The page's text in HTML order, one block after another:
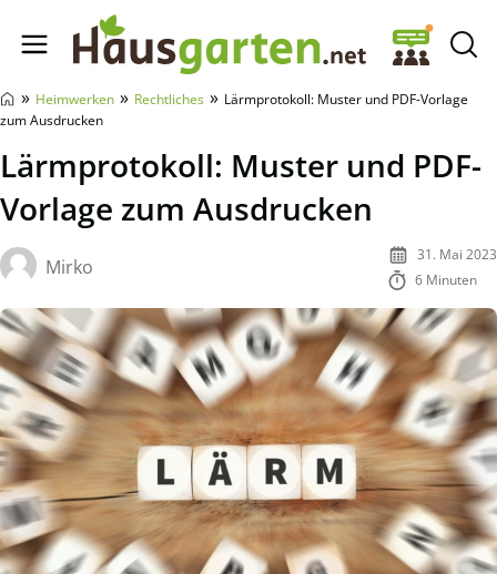
Hausgarten.net
» Heimwerken » Rechtliches » Lärmprotokoll: Muster und PDF-Vorlage
zum Ausdrucken
Lärmprotokoll: Muster und PDF-
Vorlage zum Ausdrucken
Mirko
31. Mai 2023
6 Minuten